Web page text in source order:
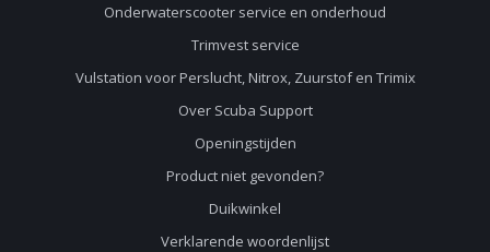
Onderwaterscooter service en onderhoud
Trimvest service
Vulstation voor Perslucht, Nitrox, Zuurstof en Trimix
Over Scuba Support
Openingstijden
Product niet gevonden?
Duikwinkel
Verklarende woordenlijst